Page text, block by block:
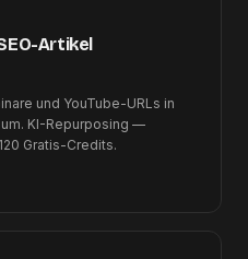
Artikel
und YouTube-URLs in
um. KI-Repurposing —
Gratis-Credits.